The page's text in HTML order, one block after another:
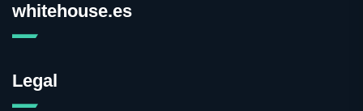
whitehouse.es
Legal